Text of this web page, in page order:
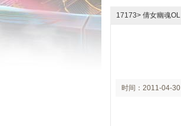
17173> 倩女幽魂OL
时间：2011-04-30